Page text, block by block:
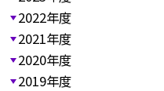
2022年度
2021年度
2020年度
2019年度